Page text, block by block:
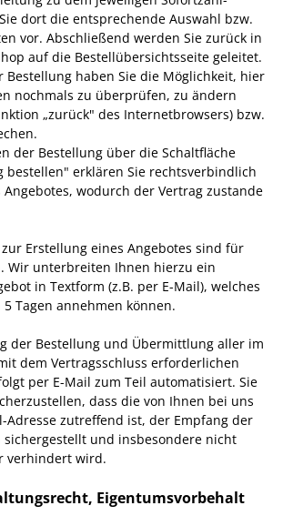
dort die entsprechende Auswahl bzw.
vor. Abschließend werden Sie zurück in
auf die Bestellübersichtsseite geleitet.
Bestellung haben Sie die Möglichkeit, hier
nochmals zu überprüfen, zu ändern
„zurück" des Internetbrowsers) bzw.
der Bestellung über die Schaltfläche
bestellen" erklären Sie rechtsverbindlich
wodurch der Vertrag zustande
Erstellung eines Angebotes sind für
Wir unterbreiten Ihnen hierzu ein
in Textform (z.B. per E-Mail), welches
Tagen annehmen können.
der Bestellung und Übermittlung aller im
dem Vertragsschluss erforderlichen
per E-Mail zum Teil automatisiert. Sie
dass die von Ihnen bei uns
Adresse zutreffend ist, der Empfang der
sichergestellt und insbesondere nicht
verhindert wird.
, Eigentumsvorbehalt